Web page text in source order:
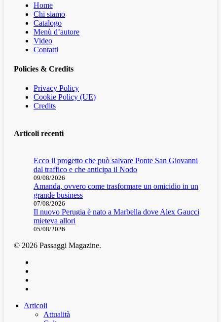
Home
Chi siamo
Catalogo
Menù d’autore
Video
Contatti
Policies & Credits
Privacy Policy
Cookie Policy (UE)
Credits
Articoli recenti
Ecco il progetto che può salvare Ponte San Giovanni
dal traffico e che anticipa il Nodo
09/08/2026
Amanda, ovvero come trasformare un omicidio in un
grande business
07/08/2026
Il nuovo Perugia è nato a Marbella dove Alex Gaucci
mieteva allori
05/08/2026
© 2026 Passaggi Magazine.
Articoli
Attualità